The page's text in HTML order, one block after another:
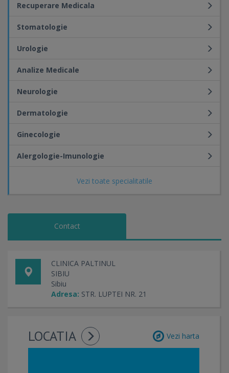
Vezi toate specialitatile
Recuperare Medicala
Stomatologie
Urologie
Analize Medicale
Neurologie
Dermatologie
Ginecologie
Alergologie-Imunologie
Contact
CLINICA PALTINUL
SIBIU
Sibiu
Adresa: STR. LUPTEI NR. 21
LOCATIA Vezi harta